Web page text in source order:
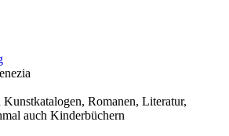
Kunstkatalogen, Romanen, Literatur,
auch Kinderbüchern